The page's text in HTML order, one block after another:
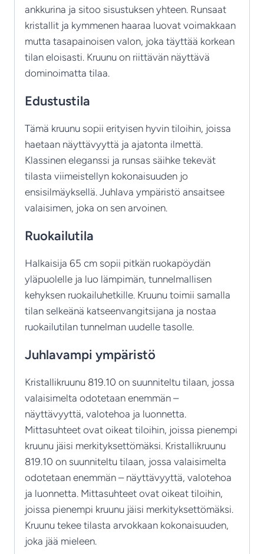
ankkurina ja sitoo sisustuksen yhteen. Runsaat
kristallit ja kymmenen haaraa luovat voimakkaan
mutta tasapainoisen valon, joka täyttää korkean
tilan eloisasti. Kruunu on riittävän näyttävä
dominoimatta tilaa.
Edustustila
Tämä kruunu sopii erityisen hyvin tiloihin, joissa
haetaan näyttävyyttä ja ajatonta ilmettä.
Klassinen eleganssi ja runsas säihke tekevät
tilasta viimeistellyn kokonaisuuden jo
ensisilmäyksellä. Juhlava ympäristö ansaitsee
valaisimen, joka on sen arvoinen.
Ruokailutila
Halkaisija 65 cm sopii pitkän ruokapöydän
yläpuolelle ja luo lämpimän, tunnelmallisen
kehyksen ruokailuhetkille. Kruunu toimii samalla
tilan selkeänä katseenvangitsijana ja nostaa
ruokailutilan tunnelman uudelle tasolle.
Juhlavampi ympäristö
Kristallikruunu 819.10 on suunniteltu tilaan, jossa
valaisimelta odotetaan enemmän –
näyttävyyttä, valotehoa ja luonnetta.
Mittasuhteet ovat oikeat tiloihin, joissa pienempi
kruunu jäisi merkityksettömäksi. Kristallikruunu
819.10 on suunniteltu tilaan, jossa valaisimelta
odotetaan enemmän – näyttävyyttä, valotehoa
ja luonnetta. Mittasuhteet ovat oikeat tiloihin,
joissa pienempi kruunu jäisi merkityksettömäksi.
Kruunu tekee tilasta arvokkaan kokonaisuuden,
joka jää mieleen.